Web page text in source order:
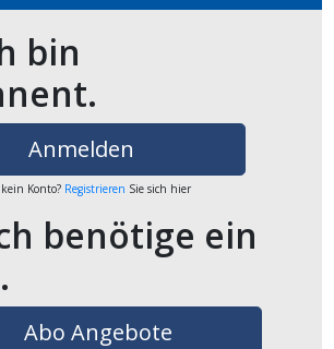
bin
Anmelden
Konto? Registrieren Sie sich hier
benötige ein
Abo Angebote